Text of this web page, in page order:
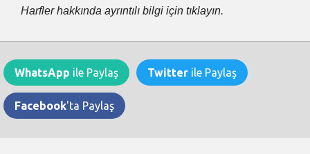
Harfler hakkında ayrıntılı bilgi için tıklayın.
WhatsApp ile Paylaş Twitter ile Paylaş
Facebook'ta Paylaş